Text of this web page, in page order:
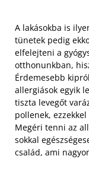
A lakásokba is
tünetek pedig
elfelejteni a
otthonunkban,
Érdemesebb
allergiások egyik
tiszta levegőt
pollenek,
Megéri tenni az
sokkal
család, ami